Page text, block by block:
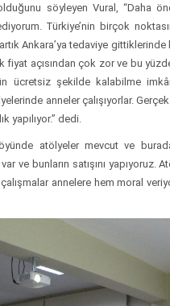
söyleyen Vural, “Daha
Türkiye’nin birçok
Ankara’ya tedaviye gittiklerinde
açısından çok zor ve bu
ücretsiz şekilde kalabilme
anneler çalışıyorlar.
yapılıyor.” dedi.
atölyeler mevcut ve
ve bunların satışını yapıyoruz.
çalışmalar annelere hem moral